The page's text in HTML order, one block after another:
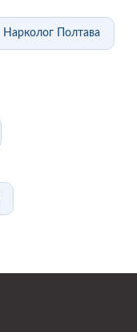
Нарколог Полтава